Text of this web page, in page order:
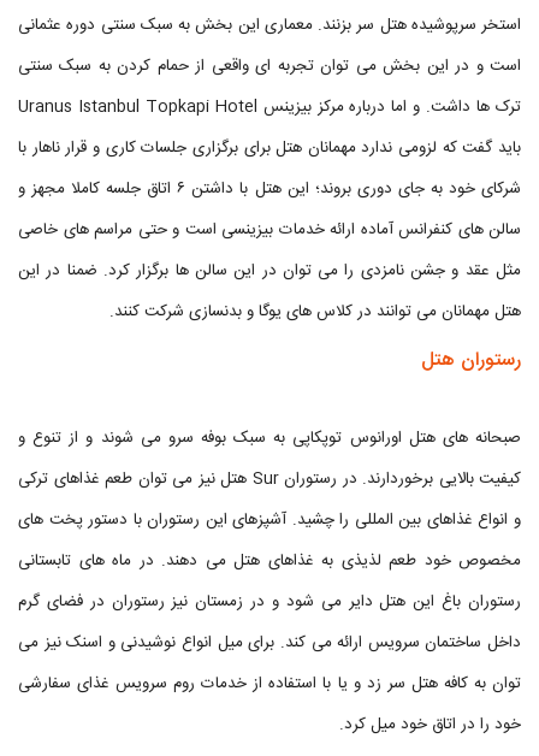
استخر سرپوشیده هتل سر بزنند. معماری این بخش به سبک سنتی دوره عثمانی
است و در این بخش می توان تجربه ای واقعی از حمام کردن به سبک سنتی
ترک ها داشت. و اما درباره مرکز بیزینس Uranus Istanbul Topkapi Hotel
باید گفت که لزومی ندارد مهمانان هتل برای برگزاری جلسات کاری و قرار ناهار با
شرکای خود به جای دوری بروند؛ این هتل با داشتن ۶ اتاق جلسه کاملا مجهز و
سالن های کنفرانس آماده ارائه خدمات بیزینسی است و حتی مراسم های خاصی
مثل عقد و جشن نامزدی را می توان در این سالن ها برگزار کرد. ضمنا در این
هتل مهمانان می توانند در کلاس های یوگا و بدنسازی شرکت کنند.
رستوران هتل
صبحانه های هتل اورانوس توپکاپی به سبک بوفه سرو می شوند و از تنوع و
کیفیت بالایی برخوردارند. در رستوران Sur هتل نیز می توان طعم غذاهای ترکی
و انواع غذاهای بین المللی را چشید. آشپزهای این رستوران با دستور پخت های
مخصوص خود طعم لذیذی به غذاهای هتل می دهند. در ماه های تابستانی
رستوران باغ این هتل دایر می شود و در زمستان نیز رستوران در فضای گرم
داخل ساختمان سرویس ارائه می کند. برای میل انواع نوشیدنی و اسنک نیز می
توان به کافه هتل سر زد و یا با استفاده از خدمات روم سرویس غذای سفارشی
خود را در اتاق خود میل کرد.